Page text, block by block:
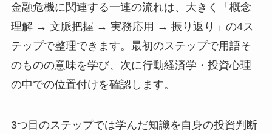
金融危機に関連する一連の流れは、大きく「概念
理解 → 文脈把握 → 実務応用 → 振り返り」の4ス
テップで整理できます。最初のステップで用語そ
のものの意味を学び、次に行動経済学・投資心理
の中での位置付けを確認します。
3つ目のステップでは学んだ知識を自身の投資判断